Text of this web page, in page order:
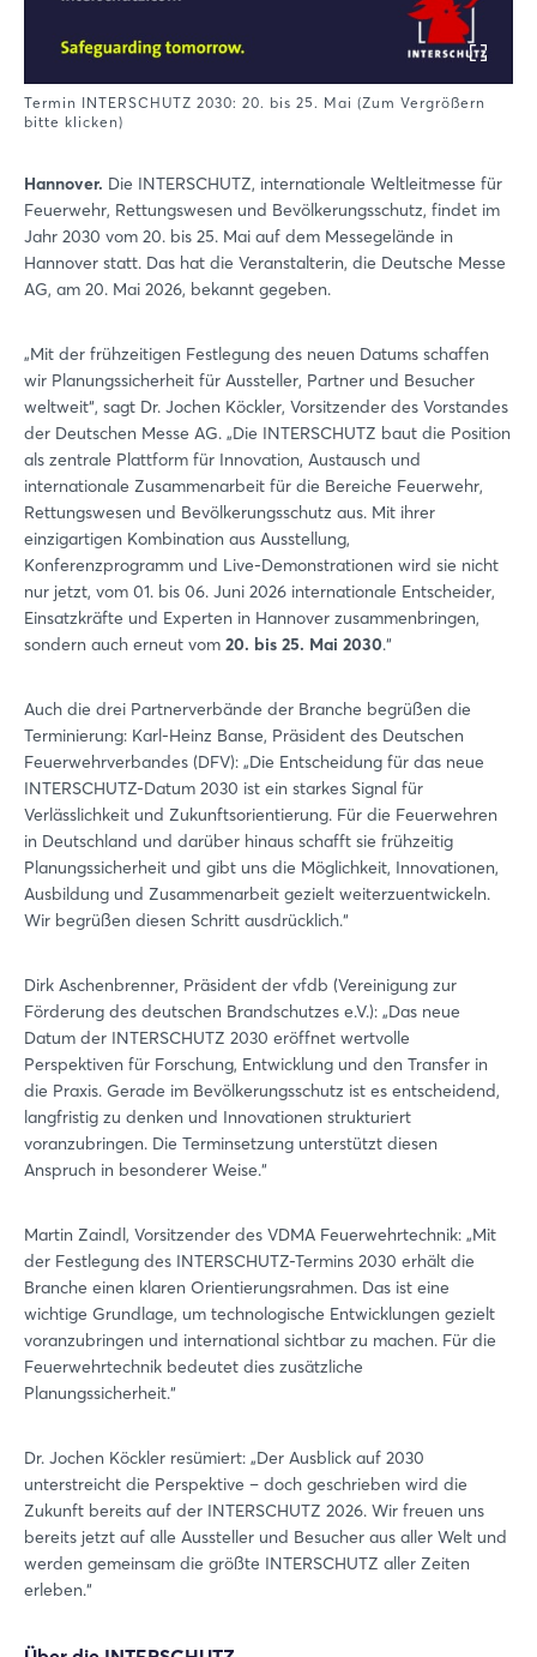
Termin INTERSCHUTZ 2030: 20. bis 25. Mai (Zum Vergrößern
bitte klicken)
Hannover. Die INTERSCHUTZ, internationale Weltleitmesse für
Feuerwehr, Rettungswesen und Bevölkerungsschutz, findet im
Jahr 2030 vom 20. bis 25. Mai auf dem Messegelände in
Hannover statt. Das hat die Veranstalterin, die Deutsche Messe
AG, am 20. Mai 2026, bekannt gegeben.
„Mit der frühzeitigen Festlegung des neuen Datums schaffen
wir Planungssicherheit für Aussteller, Partner und Besucher
weltweit“, sagt Dr. Jochen Köckler, Vorsitzender des Vorstandes
der Deutschen Messe AG. „Die INTERSCHUTZ baut die Position
als zentrale Plattform für Innovation, Austausch und
internationale Zusammenarbeit für die Bereiche Feuerwehr,
Rettungswesen und Bevölkerungsschutz aus. Mit ihrer
einzigartigen Kombination aus Ausstellung,
Konferenzprogramm und Live-Demonstrationen wird sie nicht
nur jetzt, vom 01. bis 06. Juni 2026 internationale Entscheider,
Einsatzkräfte und Experten in Hannover zusammenbringen,
sondern auch erneut vom 20. bis 25. Mai 2030.“
Auch die drei Partnerverbände der Branche begrüßen die
Terminierung: Karl-Heinz Banse, Präsident des Deutschen
Feuerwehrverbandes (DFV): „Die Entscheidung für das neue
INTERSCHUTZ-Datum 2030 ist ein starkes Signal für
Verlässlichkeit und Zukunftsorientierung. Für die Feuerwehren
in Deutschland und darüber hinaus schafft sie frühzeitig
Planungssicherheit und gibt uns die Möglichkeit, Innovationen,
Ausbildung und Zusammenarbeit gezielt weiterzuentwickeln.
Wir begrüßen diesen Schritt ausdrücklich.“
Dirk Aschenbrenner, Präsident der vfdb (Vereinigung zur
Förderung des deutschen Brandschutzes e.V.): „Das neue
Datum der INTERSCHUTZ 2030 eröffnet wertvolle
Perspektiven für Forschung, Entwicklung und den Transfer in
die Praxis. Gerade im Bevölkerungsschutz ist es entscheidend,
langfristig zu denken und Innovationen strukturiert
voranzubringen. Die Terminsetzung unterstützt diesen
Anspruch in besonderer Weise.“
Martin Zaindl, Vorsitzender des VDMA Feuerwehrtechnik: „Mit
der Festlegung des INTERSCHUTZ-Termins 2030 erhält die
Branche einen klaren Orientierungsrahmen. Das ist eine
wichtige Grundlage, um technologische Entwicklungen gezielt
voranzubringen und international sichtbar zu machen. Für die
Feuerwehrtechnik bedeutet dies zusätzliche
Planungssicherheit.“
Dr. Jochen Köckler resümiert: „Der Ausblick auf 2030
unterstreicht die Perspektive – doch geschrieben wird die
Zukunft bereits auf der INTERSCHUTZ 2026. Wir freuen uns
bereits jetzt auf alle Aussteller und Besucher aus aller Welt und
werden gemeinsam die größte INTERSCHUTZ aller Zeiten
erleben.“
Login